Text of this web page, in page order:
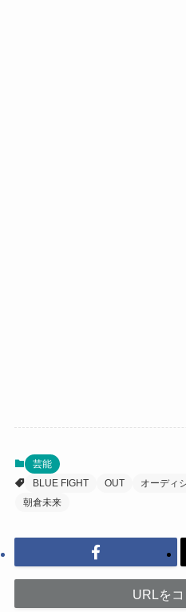
芸能
BLUE FIGHT
OUT オーディ
朝倉未来
URLを